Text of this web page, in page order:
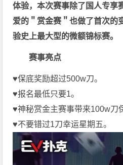
体验，本次赛事除了国人专享
爱的＂赏金赛＂也做了首次的
验史上最大型的微额锦标赛。
赛事亮点
♥️保底奖励超过500w刀。
♥️报名最低只要1。
♥️神秘赏金主赛事带来100w刀
♥️不要错过1刀幸运星期五。